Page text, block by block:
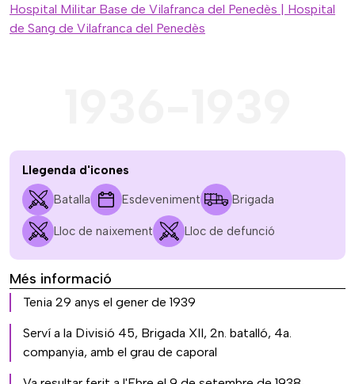
Hospital Militar Base de Vilafranca del Penedès | Hospital
de Sang de Vilafranca del Penedès
Llegenda d'icones
Batalla Esdeveniment Brigada
Lloc de naixement Lloc de defunció
Més informació
Tenia 29 anys el gener de 1939
Serví a la Divisió 45, Brigada XII, 2n. batalló, 4a.
companyia, amb el grau de caporal